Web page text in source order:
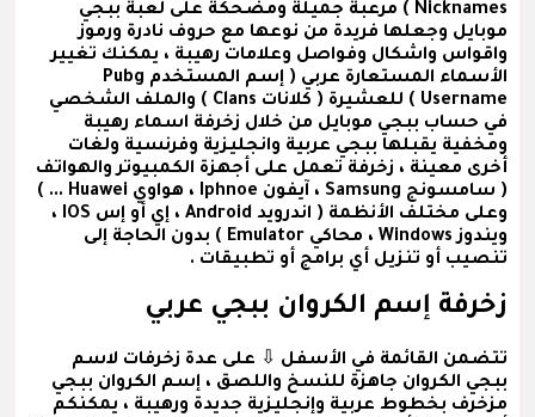
Nicknames ) مرعبة جميلة ومضحكة على لعبة ببجي
موبايل وجعلها فريدة من نوعها مع حروف نادرة ورموز
واقواس واشكال وفواصل وعلامات رهيبة ، يمكنك تغيير
الأسماء المستعارة عربي
( إسم المستخدم Pubg
Username )
للعشيرة ( كلانات Clans )
والملف الشخصي
في حساب ببجي موبايل من خلال زخرفة اسماء رهيبة
ومخفية يقبلها ببجي عربية وانجليزية وفرنسية ولغات
أخرى معينة ، زخرفة تعمل على أجهزة الكمبيوتر والهواتف
( سامسونج Samsung ، آيفون Iphnoe ، هواوي Huawei ... )
وعلى مختلف الأنظمة ( اندرويد Android ، إي أو إس IOS ،
ويندوز Windows ، محاكي Emulator ) بدون الحاجة إلى
تنصيب أو تنزيل أي برامج أو تطبيقات .
زخرفة إسم الكروان ببجي عربي
تتضمن القائمة في الأسفل ⇩ على عدة زخرفات لاسم
ببجي الكروان جاهزة للنسخ واللصق ،إسم الكروان ببجي
مزخرف بخطوط عربية وإنجليزية جديدة ورهيبة ، يمكنكم